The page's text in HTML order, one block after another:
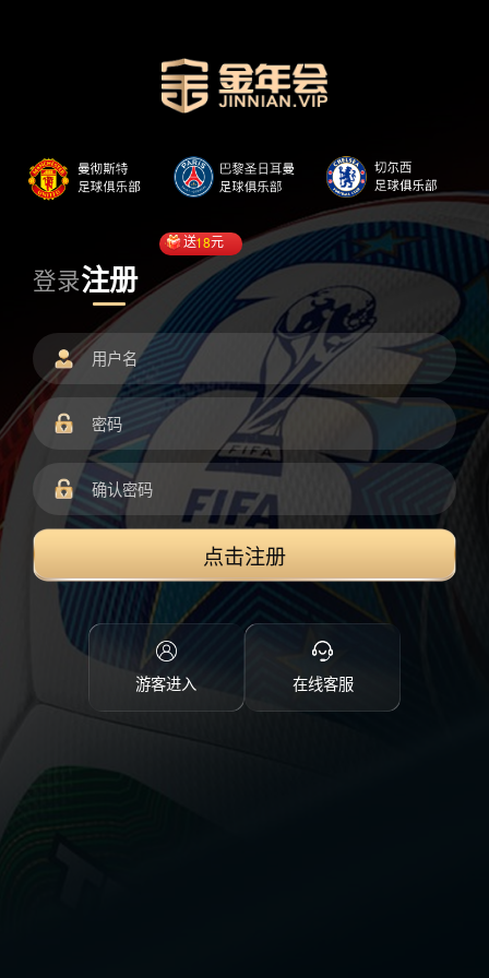
登录注册
送18元
点击注册
游客进入 在线客服